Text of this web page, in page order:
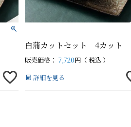
中（100g以上）
白蒲カットセット
中（100g以上）
白蒲カットセット
白蒲カットセット 4カット
販売価格： 7,720
税込
詳細を見る